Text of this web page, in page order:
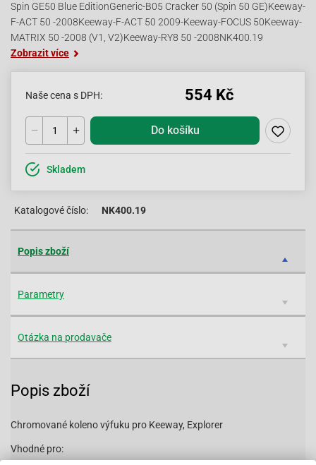
Spin GE50 Blue EditionGeneric-B05 Cracker 50 (Spin 50 GE)Keeway-
F-ACT 50 -2008Keeway-F-ACT 50 2009-Keeway-FOCUS 50Keeway-
MATRIX 50 -2008 (V1, V2)Keeway-RY8 50 -2008NK400.19
Zobrazit více
Naše cena s DPH: 554 Kč
Do košíku
Skladem
Katalogové číslo: NK400.19
Popis zboží
Parametry
Otázka na prodavače
Popis zboží
Chromované koleno výfuku pro Keeway, Explorer
Vhodné pro: